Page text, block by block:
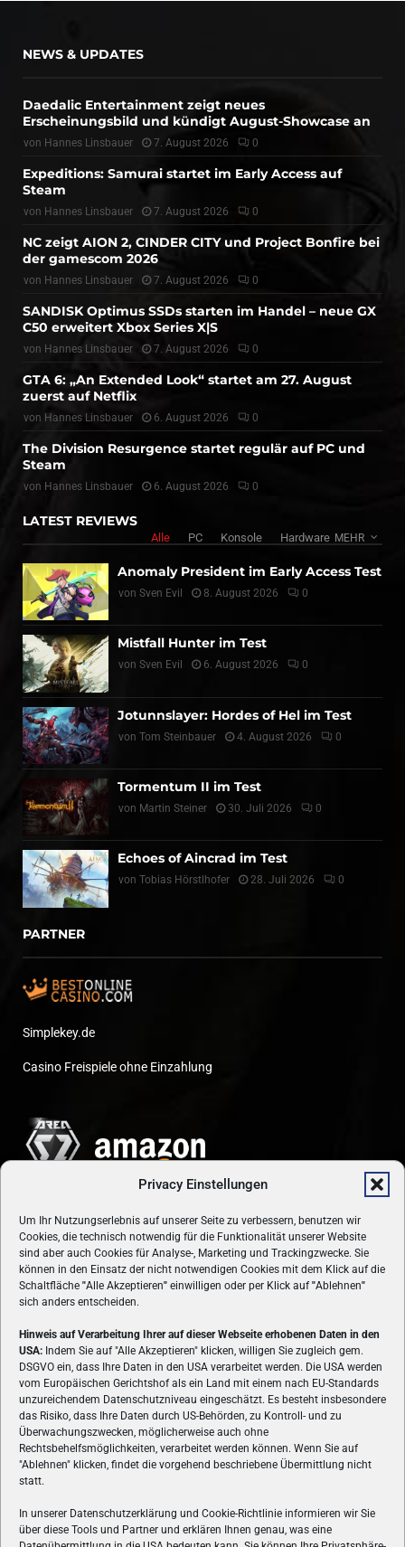
Privacy Einstellungen
Um Ihr Nutzungserlebnis auf unserer Seite zu verbessern, benutzen wir
Cookies, die technisch notwendig für die Funktionalität unserer Website
sind aber auch Cookies für Analyse-, Marketing und Trackingzwecke. Sie
können in den Einsatz der nicht notwendigen Cookies mit dem Klick auf die
Schaltfläche "Alle Akzeptieren" einwilligen oder per Klick auf"Ablehnen"
sich anders entscheiden.
Hinweis auf Verarbeitung Ihrer auf dieser Webseite erhobenen Daten in den
USA: Indem Sie auf "Alle Akzeptieren" klicken, willigen Sie zugleich gem.
DSGVO ein, dass Ihre Daten in den USA verarbeitet werden. Die USA werden
vom Europäischen Gerichtshof als ein Land mit einem nach EU-Standards
unzureichendem Datenschutzniveau eingeschätzt. Es besteht insbesondere
das Risiko, dass Ihre Daten durch US-Behörden, zu Kontroll- und zu
Überwachungszwecken, möglicherweise auch ohne
Rechtsbehelfsmöglichkeiten, verarbeitet werden können. Wenn Sie auf
"Ablehnen" klicken, findet die vorgehend beschriebene Übermittlung nicht
statt.
In unserer Datenschutzerklärung und Cookie-Richtlinie informieren wir Sie
über diese Tools und Partner und erklären Ihnen genau, was eine
NEWS & UPDATES
Daedalic Entertainment zeigt neues
Erscheinungsbild und kündigt August-Showcase an
von Hannes Linsbauer 7. August 2026 0
Expeditions: Samurai startet im Early Access auf
Steam
von Hannes Linsbauer 7. August 2026 0
NC zeigt AION 2, CINDER CITY und Project Bonfire bei
der gamescom 2026
von Hannes Linsbauer 7. August 2026 0
SANDISK Optimus SSDs starten im Handel – neue GX
C50 erweitert Xbox Series X|S
von Hannes Linsbauer 7. August 2026 0
GTA 6: „An Extended Look“ startet am 27. August
zuerst auf Netflix
von Hannes Linsbauer 6. August 2026 0
The Division Resurgence startet regulär auf PC und
Steam
von Hannes Linsbauer 6. August 2026 0
LATEST REVIEWS
Alle PC Konsole Hardware MEHR
Anomaly President im Early Access Test
von Sven Evil 8. August 2026 0
Mistfall Hunter im Test
von Sven Evil 6. August 2026 0
Jotunnslayer: Hordes of Hel im Test
von Tom Steinbauer 4. August 2026 0
Tormentum II im Test
von Martin Steiner 30. Juli 2026 0
Echoes of Aincrad im Test
von Tobias Hörstlhofer 28. Juli 2026 0
PARTNER
Simplekey.de
Casino Freispiele ohne Einzahlung
ÜBER UNS
VON GAMERN, FÜR GAMER! Gamers.at ist das älteste Online-
Spielemagazin Österreichs und bringt täglich aktuelle News,
Reviews und Videos zu PC- und Konsolenspielen, Gaming-
Hardware und aus der Welt des e-Sport's.
FOLGE UNS